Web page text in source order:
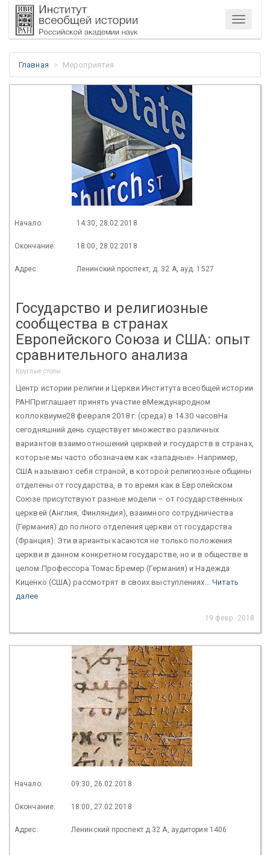
Меню
Главная Мероприятия
Начало: 14:30, 28.02.2018
Окончание: 18:00, 28.02.2018
Адрес: Ленинский проспект, д. 32 А, ауд. 1527
Государство и религиозные
сообщества в странах
Европейского Союза и США: опыт
сравнительного анализа
Круглые столы
Центр истории религии и Церкви Института всеобщей истории
РАНПриглашает принять участие вМеждународном
коллоквиуме28 февраля 2018 г. (среда) в 14.30 часовНа
сегодняшний день существует множество различных
вариантов взаимоотношений церквей и государств в странах,
которые мы часто обозначаем как «западные». Например,
США называют себя страной, в которой религиозные общины
отделены от государства, в то время как в Европейском
Союзе присутствуют разные модели – от государственных
церквей (Англия, Финляндия), взаимного сотрудничества
(Германия) до полного отделения церкви от государства
(Франция). Эти варианты касаются не только положения
церкви в данном конкретном государстве, но и в обществе в
целом.Профессора Томас Бремер (Германия) и Надежда
Киценко (США) рассмотрят в своих выступлениях... Читать
далее
19 февр. 2018
Начало: 09:30, 26.02.2018
Окончание: 18:00, 27.02.2018
Адрес: Ленинский проспект д.32 А, аудитория 1406